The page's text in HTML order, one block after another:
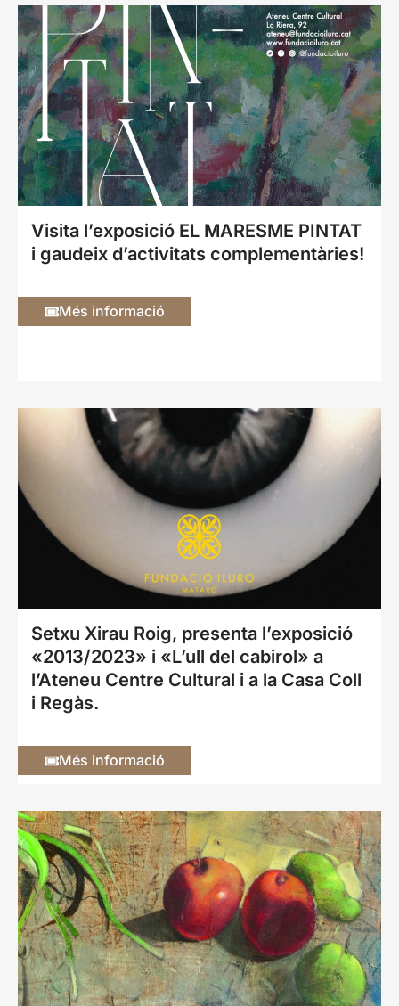
Visita l’exposició EL MARESME PINTAT
i gaudeix d’activitats complementàries!
Més informació
Setxu Xirau Roig, presenta l’exposició
«2013/2023» i «L’ull del cabirol» a
l’Ateneu Centre Cultural i a la Casa Coll
i Regàs.
Més informació